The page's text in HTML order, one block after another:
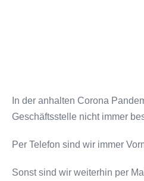
In der anhalten Corona
Geschäftsstelle nicht immer
Per Telefon sind wir immer
Sonst sind wir weiterhin per